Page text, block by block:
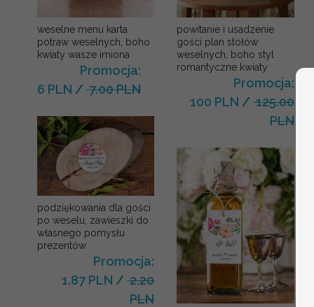
weselne menu karta
potraw weselnych, boho
kwiaty wasze imiona
Promocja:
6 PLN / 7.00 PLN
podziękowania dla gości
po weselu, zawieszki do
własnego pomysłu
prezentów
Promocja:
1.87 PLN /2.20
PLN
powitanie i usadzenie
gości plan stołów
weselnych, boho styl
romantyczne kwiaty
Promocja:
100 PLN /125.00
PLN